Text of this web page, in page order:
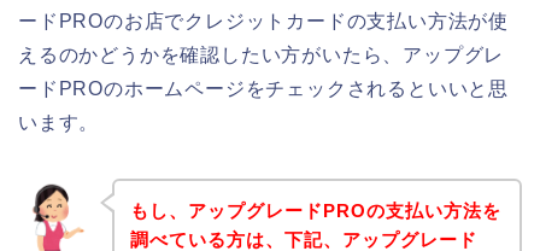
ードPROのお店でクレジットカードの支払い方法が使
えるのかどうかを確認したい方がいたら、アップグレ
ードPROのホームページをチェックされるといいと思
います。
もし、アップグレードPROの支払い方法を
調べている方は、下記、アップグレード